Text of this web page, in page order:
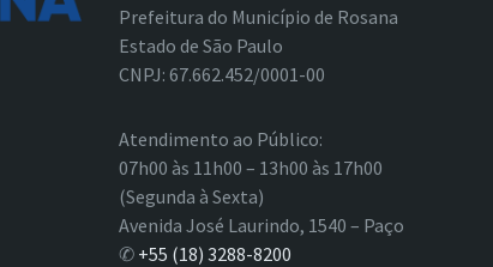
Prefeitura do Município de Rosana
Estado de São Paulo
CNPJ: 67.662.452/0001-00
Atendimento ao Público:
07h00 às 11h00 – 13h00 às 17h00
(Segunda à Sexta)
Avenida José Laurindo, 1540 – Paço
✆ +55 (18) 3288-8200